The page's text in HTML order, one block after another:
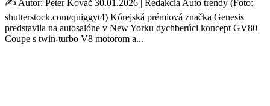
✍️ Autor: Peter Kováč 30.01.2026 | Redakcia Auto trendy (Foto:
shutterstock.com/quiggyt4) Kórejská prémiová značka Genesis
predstavila na autosalóne v New Yorku dychberúci koncept GV80
Coupe s twin-turbo V8 motorom a...